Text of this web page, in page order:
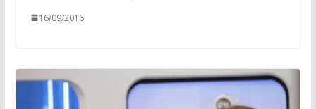
16/09/2016